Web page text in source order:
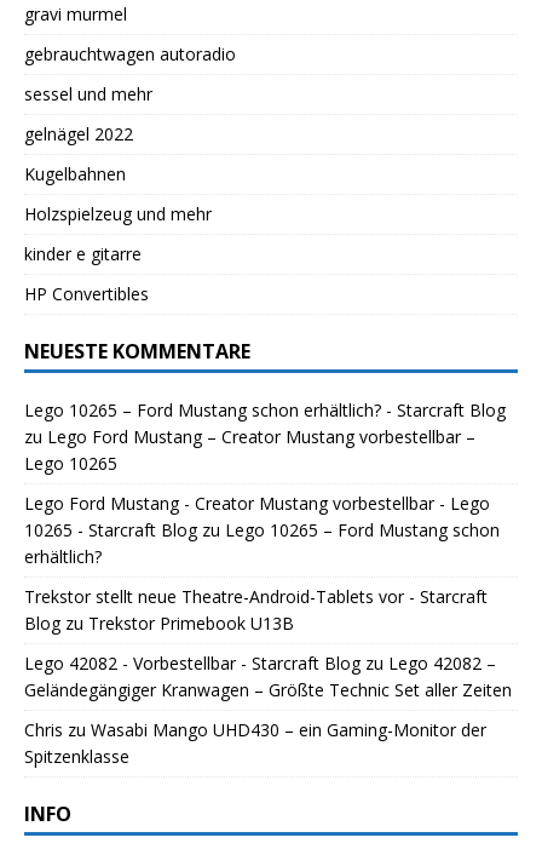
gravi murmel
gebrauchtwagen autoradio
sessel und mehr
gelnägel 2022
Kugelbahnen
Holzspielzeug und mehr
kinder e gitarre
HP Convertibles
NEUESTE KOMMENTARE
Lego 10265 – Ford Mustang schon erhältlich? - Starcraft Blog
zu Lego Ford Mustang – Creator Mustang vorbestellbar –
Lego 10265
Lego Ford Mustang - Creator Mustang vorbestellbar - Lego
10265 - Starcraft Blogzu Lego 10265 – Ford Mustang schon
erhältlich?
Trekstor stellt neue Theatre-Android-Tablets vor - Starcraft
Blogzu Trekstor Primebook U13B
Lego 42082 - Vorbestellbar - Starcraft Blogzu Lego 42082 –
Geländegängiger Kranwagen – Größte Technic Set aller Zeiten
Chris zu Wasabi Mango UHD430 – ein Gaming-Monitor der
Spitzenklasse
INFO